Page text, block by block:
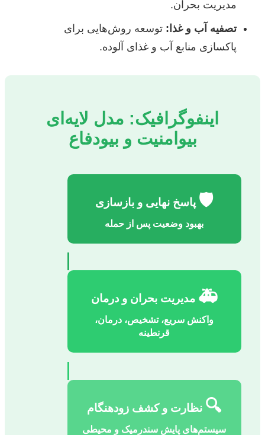
مدیریت بحران.
تصفیه آب و غذا: توسعه روش‌هایی برای
پاکسازی منابع آب و غذای آلوده.
اینفوگرافیک: مدل لایه‌ای
بیو‌امنیت و بیو‌دفاع
🛡️ پاسخ نهایی و بازسازی
بهبود وضعیت پس از حمله
🚑 مدیریت بحران و درمان
واکنش سریع، تشخیص، درمان،
قرنطینه
🔍 نظارت و کشف زودهنگام
سیستم‌های پایش سندرمیک و محیطی